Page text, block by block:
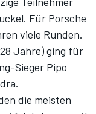
Für Porsche
viele Runden.
Jahre) ging für
Sieger Pipo
die meisten